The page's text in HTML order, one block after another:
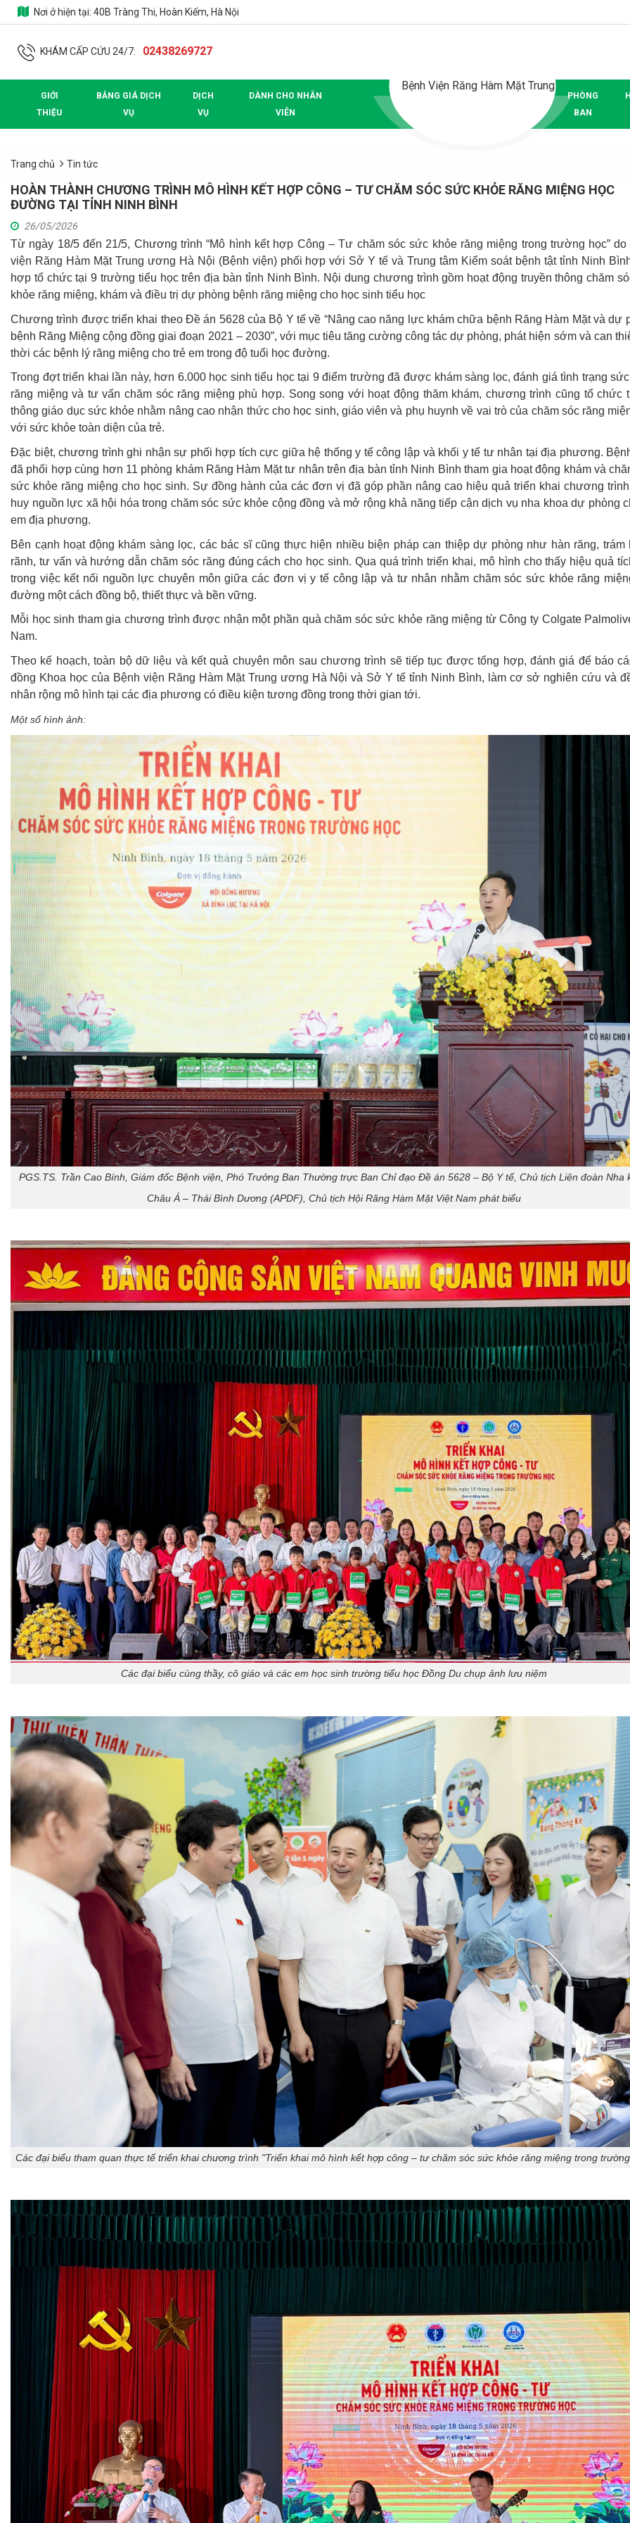
Nơi ở hiện tại: 40B Tràng Thi, Hoàn Kiếm, Hà Nội
KHÁM CẤP CỨU 24/7: 02438269727
GIỚI
THIỆU
BẢNG GIÁ DỊCH
VỤ
DỊCH
VỤ
DÀNH CHO NHÂN
VIÊN
PHÒNG
BAN
Trang chủ Tin tức
HOÀN THÀNH CHƯƠNG TRÌNH MÔ HÌNH KẾT HỢP CÔNG – TƯ CHĂM SÓC SỨC KHỎE RĂNG MIỆNG HỌC
ĐƯỜNG TẠI TỈNH NINH BÌNH
26/05/2026
Từ ngày 18/5 đến 21/5, Chương trình“Mô hình kết hợp Công – Tư chăm sóc sức khỏe răng miệng trong trường học” do
viện Răng Hàm Mặt Trung ương Hà Nội (Bệnh viện) phối hợp với Sở Y tế và Trung tâm Kiểm soát bệnh tật tỉnh Ninh
hợp tổ chứctại 9 trường tiểu học trên địa bàn tỉnh Ninh Bình. Nội dung chương trình gồm hoạt động truyền thông chăm
khỏe răng miệng, khám và điều trị dự phòng bệnh răng miệng cho học sinh tiểu học
Chương trình được triển khai theo Đề án 5628 của Bộ Y tế về “Nâng cao năng lực khám chữa bệnh Răng Hàm Mặt và dự
bệnh Răng Miệng cộng đồng giai đoạn 2021 – 2030”, với mục tiêu tăng cường công tác dự phòng, phát hiện sớm và can
thời các bệnh lý răng miệng cho trẻ em trong độ tuổi học đường.
Trong đợt triển khai lần này, hơn 6.000 học sinh tiểu học tại 9 điểm trường đã được khám sàng lọc, đánh giá tình trạng
răng miệng và tư vấn chăm sóc răng miệng phù hợp. Song song với hoạt động thăm khám, chương trình cũng tổ chức
thông giáo dục sức khỏe nhằm nâng cao nhận thức cho học sinh, giáo viên và phụ huynh về vai trò của chăm sóc răng
với sức khỏe toàn diện của trẻ.
Đặc biệt, chương trình ghi nhận sự phối hợp tích cực giữa hệ thống y tế công lập và khối y tế tư nhân tại địa phương.
đã phối hợp cùng hơn 11 phòng khám Răng Hàm Mặt tư nhân trên địa bàn tỉnh Ninh Bình tham gia hoạt động khám và
sức khỏe răng miệng cho học sinh. Sự đồng hành của các đơn vị đã góp phần nâng cao hiệu quả triển khai chương
huy nguồn lực xã hội hóa trong chăm sóc sức khỏe cộng đồng và mở rộng khả năng tiếp cận dịch vụ nha khoa dự phòng
em địa phương.
Bên cạnh hoạt động khám sàng lọc, các bác sĩ cũng thực hiện nhiều biện pháp can thiệp dự phòng như hàn răng, trám
rãnh, tư vấn và hướng dẫn chăm sóc răng đúng cách cho học sinh. Qua quá trình triển khai, mô hình cho thấy hiệu quả
trong việc kết nối nguồn lực chuyên môn giữa các đơn vị y tế công lập và tư nhân nhằm chăm sóc sức khỏe răng
đường một cách đồng bộ, thiết thực và bền vững.
Mỗi học sinh tham gia chương trình được nhận một phần quà chăm sóc sức khỏe răng miệng từ Công ty Colgate
Nam.
Theo kế hoạch, toàn bộ dữ liệu và kết quả chuyên môn sau chương trình sẽ tiếp tục được tổng hợp, đánh giá để báo
đồng Khoa học của Bệnh viện Răng Hàm Mặt Trung ương Hà Nội và Sở Y tế tỉnh Ninh Bình, làm cơ sở nghiên cứu và
nhân rộng mô hình tại các địa phương có điều kiện tương đồng trong thời gian tới.
Một số hình ảnh:
PGS.TS. Trần Cao Bính, Giám đốc Bệnh viện, Phó Trưởng Ban Thường trực Ban Chỉ đạo Đề án 5628 – Bộ Y tế, Chủ tịch Liên đoàn Nha
Châu Á – Thái Bình Dương (APDF), Chủ tịch Hội Răng Hàm Mặt Việt Nam phát biểu
Các đại biểu cùng thầy, cô giáo và các em học sinh trường tiểu học Đồng Du chụp ảnh lưu niệm
Các đại biểu tham quan thực tế triển khai chương trình "Triển khai mô hình kết hợp công – tư chăm sóc sức khỏe răng miệng trong